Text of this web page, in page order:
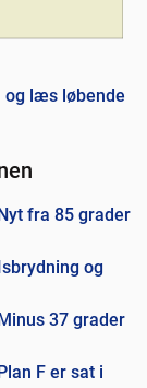
og læs løbende
fra 85 grader
og
37 grader
F er sat i